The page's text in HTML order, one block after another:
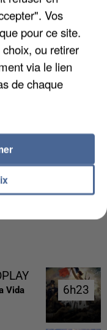
Vida 6h23
6h23
Vos
pour ce site.
ou retirer
via le lien
de chaque